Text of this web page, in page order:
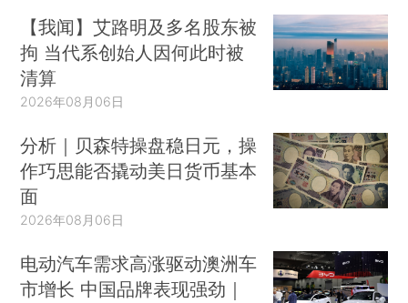
【我闻】艾路明及多名股东被
拘 当代系创始人因何此时被
清算
2026年08月06日
分析｜贝森特操盘稳日元，操
作巧思能否撬动美日货币基本
面
2026年08月06日
电动汽车需求高涨驱动澳洲车
市增长 中国品牌表现强劲｜